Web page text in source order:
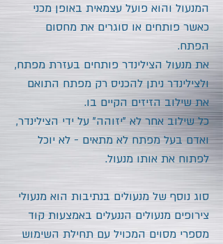
המנעול והוא פועל עצמאית באופן מכני
כאשר פותחים או סוגרים את מחסום
הפתח.
את מנעול הצילינדר פותחים בעזרת מפתח,
ולצילינדר ניתן להכניס רק מפתח התואם
את שילוב הזיזים הקיים בו.
כל שילוב אחר לא "יזוהה" על ידי הצילינדר,
ואדם בעל מפתח לא מתאים - לא יוכל
לפתוח את אותו מנעול.
סוג נוסף של מנעולים בנתיבות הוא מנעולי
צירופים מנעולים הננעלים באמצעות קוד
מספרי מסוים המכויל עם תחילת השימוש